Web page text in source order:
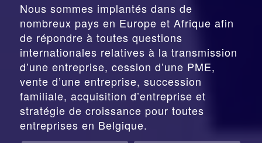
Nous sommes implantés dans de
nombreux pays en Europe et Afrique afin
de répondre à toutes questions
internationales relatives à la transmission
d’une entreprise, cession d’une PME,
vente d’une entreprise, succession
familiale, acquisition d’entreprise et
stratégie de croissance pour toutes
entreprises en Belgique.